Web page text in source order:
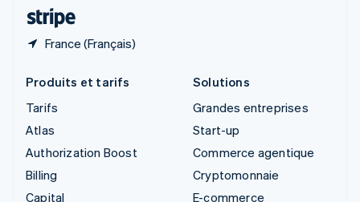
France (Français)
Produits et tarifs
Tarifs
Atlas
Authorization Boost
Billing
Capital
Solutions
Grandes entreprises
Start-up
Commerce agentique
Cryptomonnaie
E-commerce